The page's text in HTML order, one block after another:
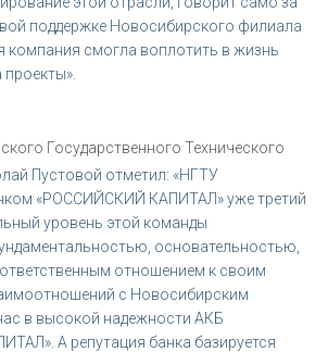
поддержке Новосибирского филиала
компания смогла воплотить в жизнь
Государственного Технического
Пустовой отметил: «НГТУ
«РОССИЙСКИЙ КАПИТАЛ» уже третий
уровень этой команды
основательностью,
отношением к своим
с Новосибирским
в высокой надежности АКБ
А репутация банка базируется